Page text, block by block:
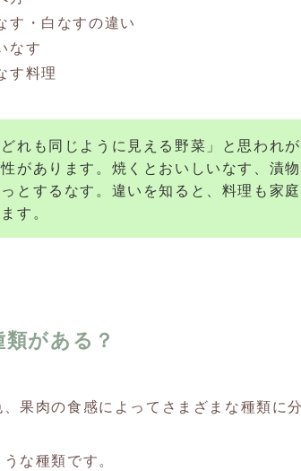
す・白なすの違い
なす
す料理
れも同じように見える野菜」と思われ
があります。焼くとおいしいなす、漬
とするなす。違いを知ると、料理も家
す。
がある？
果肉の食感によってさまざまな種類に分
な種類です。